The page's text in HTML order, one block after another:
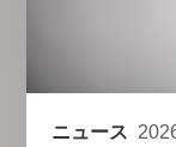
ニュース